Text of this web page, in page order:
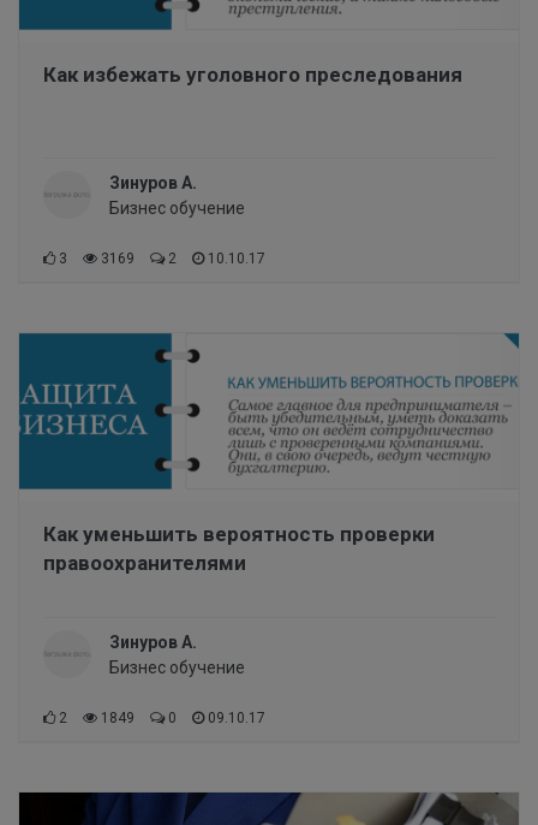
Как избежать уголовного преследования
Зинуров А.
Бизнес обучение
3 3169 2 10.10.17
Как уменьшить вероятность проверки
правоохранителями
Зинуров А.
Бизнес обучение
2 1849 0 09.10.17